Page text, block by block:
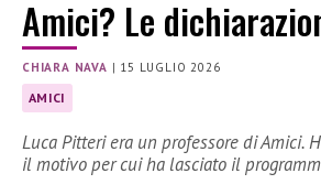
Amici? Le
CHIARA NAVA | 15 LUGLIO 2026
AMICI
Luca Pitteri era un professore di Amici.
il motivo per cui ha lasciato il